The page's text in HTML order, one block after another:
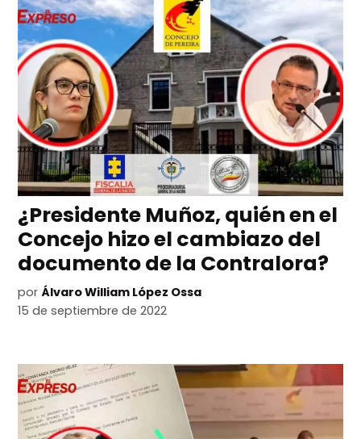
¿Presidente Muñoz, quién en el
Concejo hizo el cambiazo del
documento de la Contralora?
por Álvaro William López Ossa
15 de septiembre de 2022